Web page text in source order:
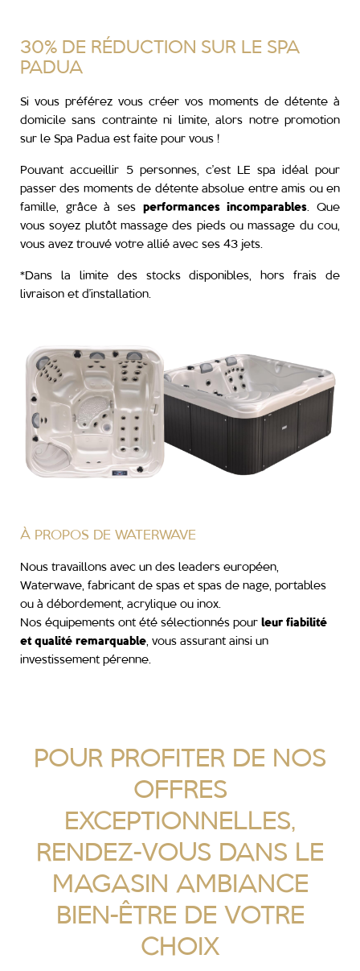
30% DE RÉDUCTION SUR LE SPA
PADUA
Si vous préférez vous créer vos moments de détente à
domicile sans contrainte ni limite, alors notre promotion
sur le Spa Padua est faite pour vous !
Pouvant accueillir 5 personnes, c’est LE spa idéal pour
passer des moments de détente absolue entre amis ou en
famille, grâce à ses performances incomparables. Que
vous soyez plutôt massage des pieds ou massage du cou,
vous avez trouvé votre allié avec ses 43 jets.
*Dans la limite des stocks disponibles, hors frais de
livraison et d’installation.
À PROPOS DE WATERWAVE
Nous travaillons avec un des leaders européen,
Waterwave, fabricant de spas et spas de nage, portables
ou à débordement, acrylique ou inox.
Nos équipements ont été sélectionnés pour leur fiabilité
et qualité remarquable, vous assurant ainsi un
investissement pérenne.
POUR PROFITER DE NOS
OFFRES
EXCEPTIONNELLES,
RENDEZ-VOUS DANS LE
MAGASIN AMBIANCE
BIEN-ÊTRE DE VOTRE
CHOIX